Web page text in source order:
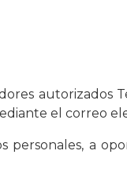
autorizados
el correo
a